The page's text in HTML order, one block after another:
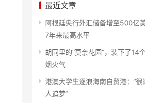
最近文章
阿根廷央行外汇储备增至500亿
7年来最高水平
胡同里的“莫奈花园”，装下了14
烟火气
港澳大学生逐浪海南自贸港：“很
人追梦”